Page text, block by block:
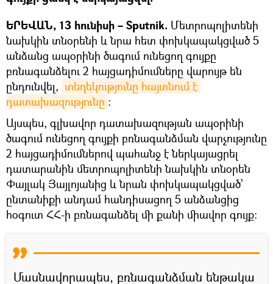
ԵՐԵՎԱՆ, 13 հունիսի – Sputnik. Մետրոպոլիտենի
նախկին տնօրենի և նրա հետ փոխկապակցված 5
անձանց ապօրինի ծագում ունեցող գույքը
բռնագանձելու 2 հայցադիմումները վարույթ են
ընդունվել, տեղեկությունը հայտնում է
դատախազությունը ։
Այսպես, գլխավոր դատախազության ապօրինի
ծագում ունեցող գույքի բռնագանձման վարչությունը
2 հայցադիմումներով պահանջ է ներկայացրել
դատարանին մետրոպոլիտենի նախկին տնօրեն
Փայլակ Յայլոյանից և նրան փոխկապակցված՝
ընտանիքի անդամ հանդիսացող 5 անձանցից
հօգուտ ՀՀ-ի բռնագանձել մի քանի միավոր գույք։
Մասնավորապես, բռնագանձման ենթակա